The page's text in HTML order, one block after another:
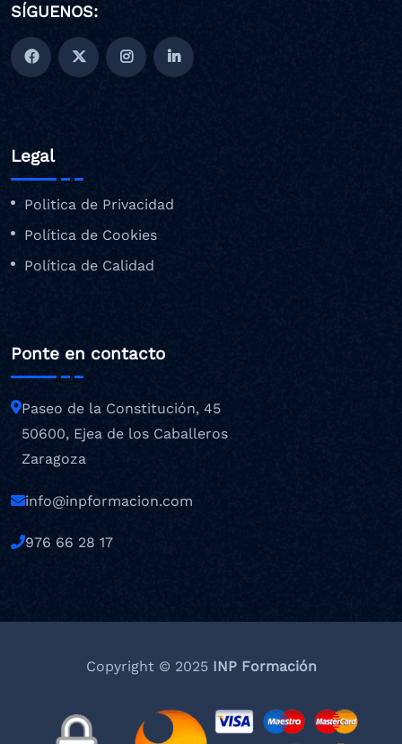
SÍGUENOS:
Legal
Politica de Privacidad
Política de Cookies
Política de Calidad
Ponte en contacto
Paseo de la Constitución, 45
50600, Ejea de los Caballeros
Zaragoza
info@inpformacion.com
976 66 28 17
Copyright © 2025INP Formación